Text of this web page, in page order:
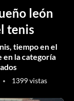
león
tenis
tiempo en el
en la categoría
1399vistas